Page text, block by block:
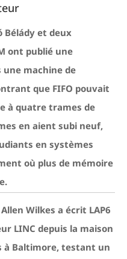
Bélády et deux
ont publié une
une machine de
que FIFO pouvait
à quatre trames de
en aient subi neuf,
en systèmes
où plus de mémoire
Wilkes a écrit LAP6
LINC depuis la maison
à Baltimore, testant un